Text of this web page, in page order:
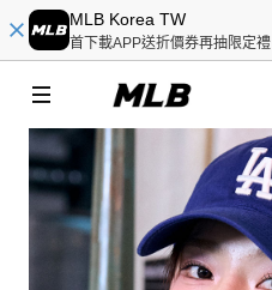
MLB Korea TW
首下載APP送折價券再抽限定禮